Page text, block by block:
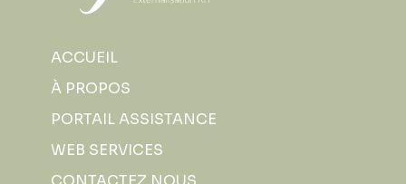
ACCUEIL
À PROPOS
PORTAIL ASSISTANCE
WEB SERVICES